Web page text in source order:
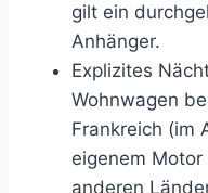
gilt ein
Anhänger.
Explizites
Wohnwagen
Frankreich (im
eigenem
anderen